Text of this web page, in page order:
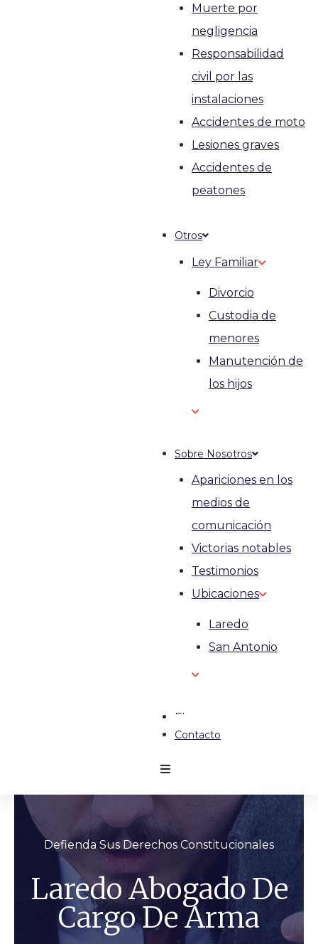
Muerte por
negligencia
Responsabilidad
civil por las
instalaciones
Accidentes de moto
Lesiones graves
Accidentes de
peatones
Otros
Ley Familiar
Divorcio
Custodia de
menores
Manutención de
los hijos
Sobre Nosotros
Apariciones en los
medios de
comunicación
Victorias notables
Testimonios
Ubicaciones
Laredo
San Antonio
Blog
Contacto
Defienda Sus Derechos Constitucionales
Laredo Abogado De
Cargo De Arma